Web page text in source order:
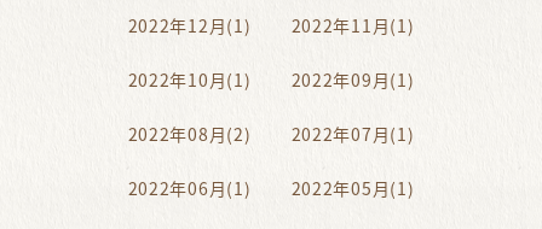
2022年12月(1) 2022年11月(1)
2022年10月(1) 2022年09月(1)
2022年08月(2) 2022年07月(1)
2022年06月(1) 2022年05月(1)